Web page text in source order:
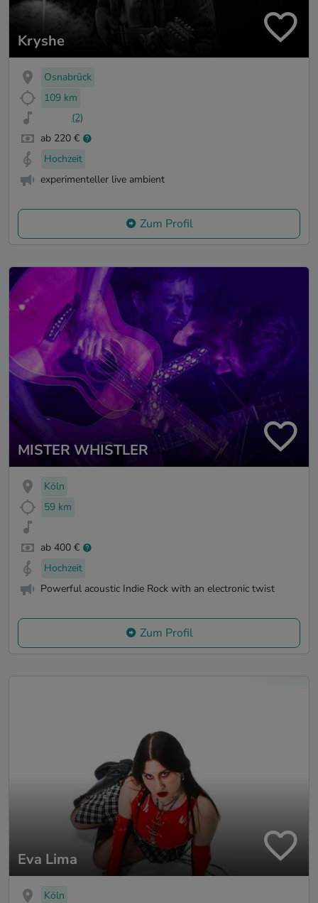
Kryshe
Osnabrück
109 km
(2)
ab 220 €
Hochzeit
experimenteller live ambient
Zum Profil
MISTER WHISTLER
Köln
59 km
ab 400 €
Hochzeit
Powerful acoustic Indie Rock with an electronic twist
Zum Profil
Eva Lima
Köln